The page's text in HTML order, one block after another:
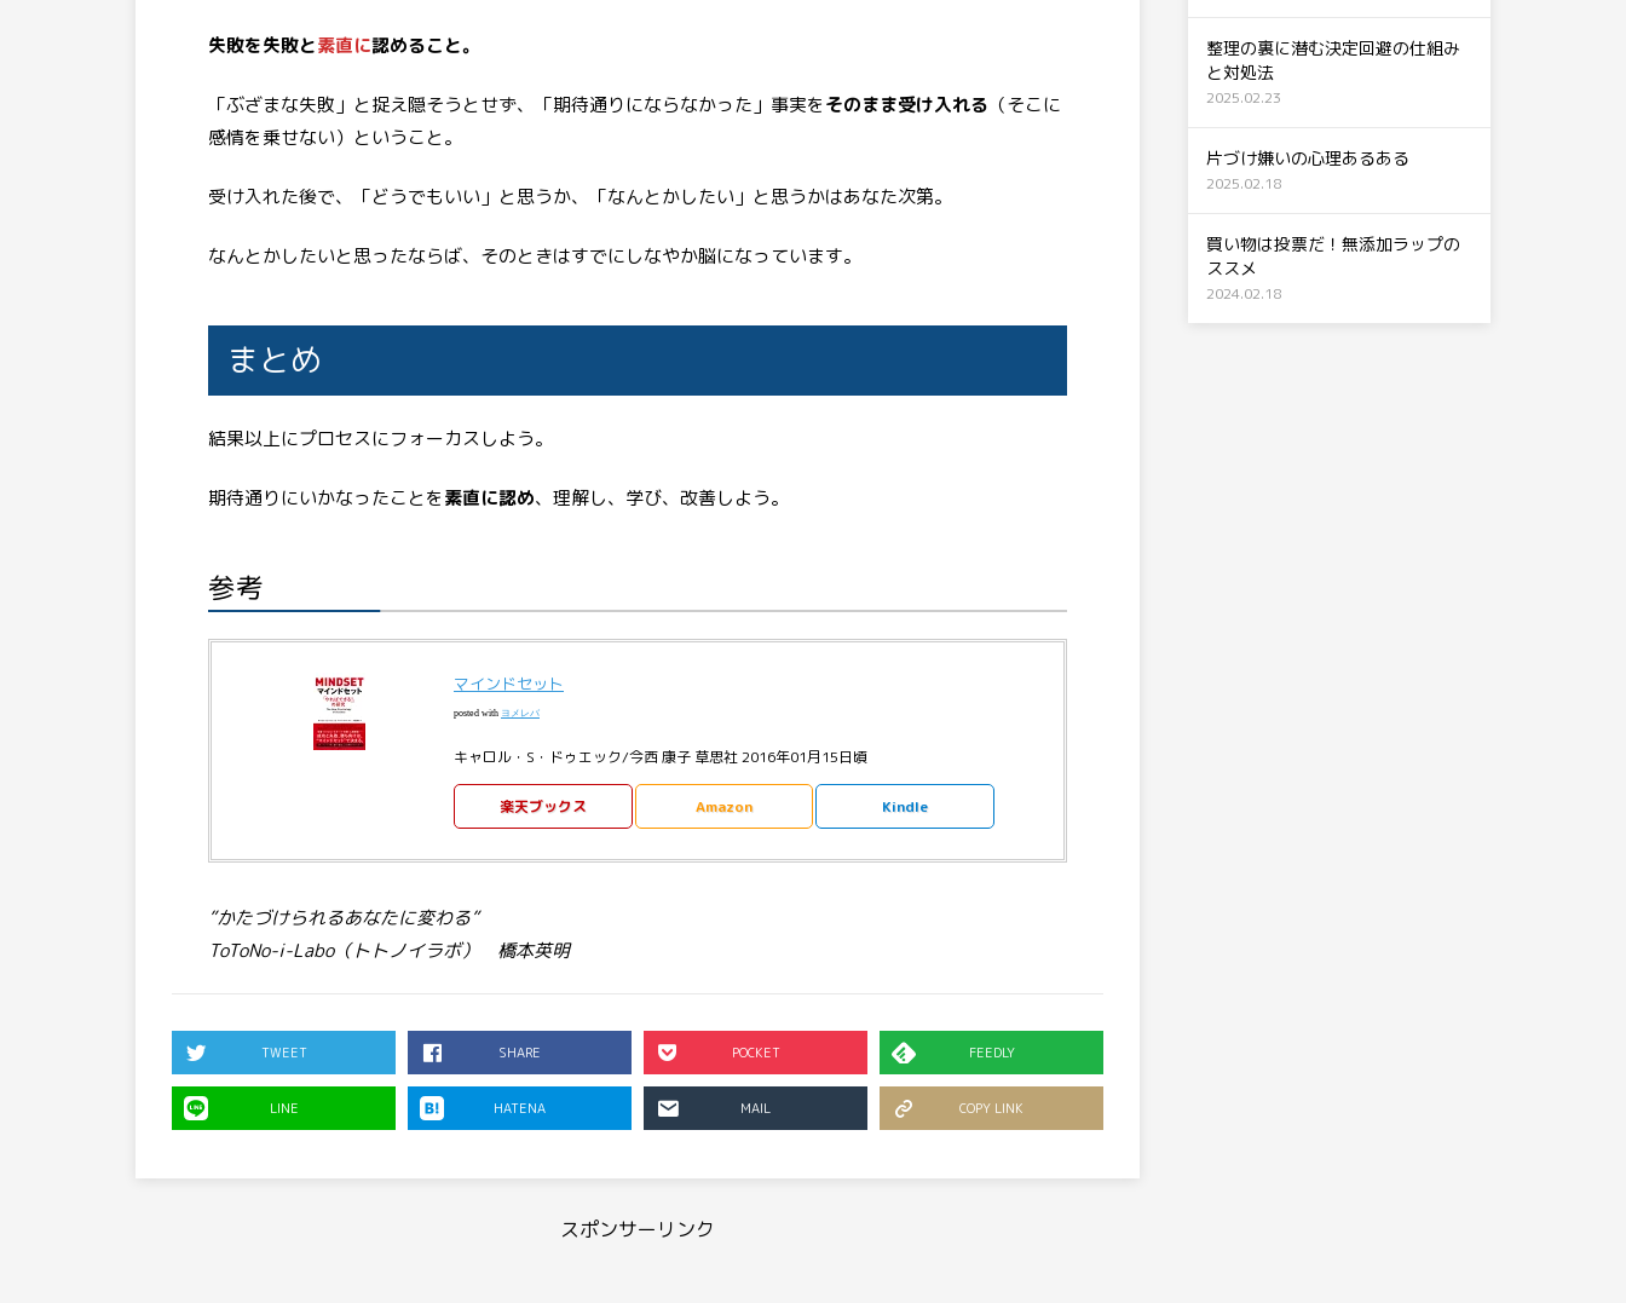
失敗を失敗と素直に認めること。
「ぶざまな失敗」と捉え隠そうとせず、「期待通りにならなかった」事実をそのまま受け入れる （そこに
感情を乗せない）ということ。
受け入れた後で、「どうでもいい」と思うか、「なんとかしたい」と思うかはあなた次第。
なんとかしたいと思ったならば、そのときはすでにしなやか脳になっています。
まとめ
結果以上にプロセスにフォーカスしよう。
期待通りにいかなったことを素直に認め、理解し、学び、改善しよう。
参考
マインドセット
posted with ヨメレバ
キャロル・S・ドゥエック/今西 康子 草思社 2016年01月15日頃
楽天ブックス Amazon Kindle
”かたづけられるあなたに変わる”
ToToNo-i-Labo（トトノイラボ） 橋本英明
TWEET SHARE POCKET FEEDLY
LINE HATENA MAIL COPY LINK
スポンサーリンク
整理の裏に潜む決定回避の仕組み
と対処法
2025.02.23
片づけ嫌いの心理あるある
2025.02.18
買い物は投票だ！無添加ラップの
ススメ
2024.02.18